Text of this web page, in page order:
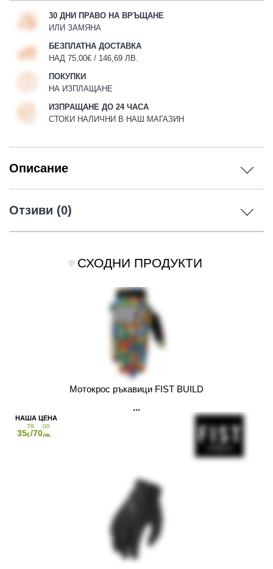
30 ДНИ ПРАВО НА ВРЪЩАНЕ
ИЛИ ЗАМЯНА
БЕЗПЛАТНА ДОСТАВКА
НАД 75,00€ / 146,69 ЛВ.
ПОКУПКИ
НА ИЗПЛАЩАНЕ
ИЗПРАЩАНЕ ДО 24 ЧАСА
СТОКИ НАЛИЧНИ В НАШ МАГАЗИН
Описание
Отзиви (0)
СХОДНИ ПРОДУКТИ
Мотокрос ръкавици FIST BUILD
35
79
€/70
00
лв.